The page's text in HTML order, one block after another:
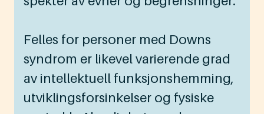
Felles for personer med Downs
syndrom er likevel varierende grad
av intellektuell funksjonshemming,
utviklingsforsinkelser og fysiske